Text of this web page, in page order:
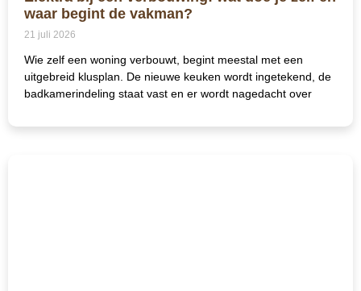
waar begint de vakman?
21 juli 2026
Wie zelf een woning verbouwt, begint meestal met een
uitgebreid klusplan. De nieuwe keuken wordt ingetekend, de
badkamerindeling staat vast en er wordt nagedacht over